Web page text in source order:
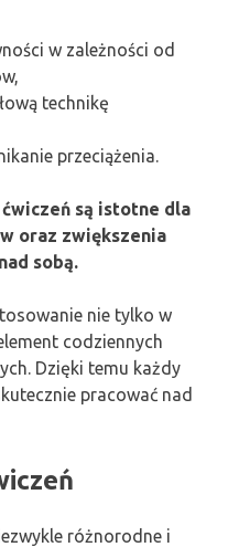
w zależności od
technikę
przeciążenia.
są istotne dla
oraz zwiększenia
sobą.
nie tylko w
codziennych
Dzięki temu każdy
pracować nad
różnorodne i